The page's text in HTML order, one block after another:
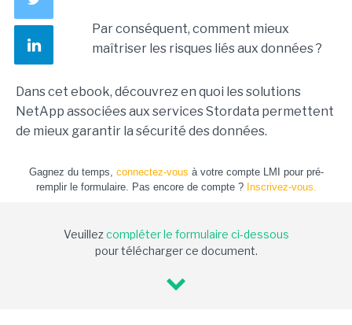
Par conséquent, comment mieux
maîtriser les risques liés aux données ?
Dans cet ebook, découvrez en quoi les solutions
NetApp associées aux services Stordata permettent
de mieux garantir la sécurité des données.
Gagnez du temps, connectez-vous à votre compte LMI pour pré-
remplir le formulaire. Pas encore de compte ? Inscrivez-vous.
Veuillezcompléter le formulaire ci-dessous
pour télécharger ce document.